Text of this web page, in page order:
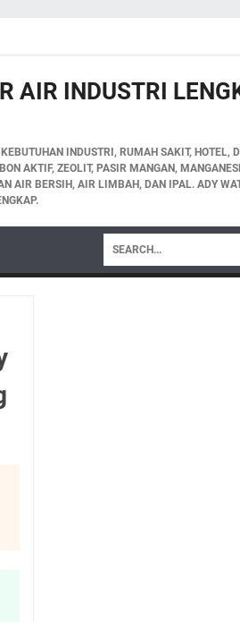
AIR INDUSTRI
INDUSTRI, RUMAH SAKIT, HOTEL,
AKTIF, ZEOLIT, PASIR MANGAN,
AIR BERSIH, AIR LIMBAH, DAN IPAL. ADY